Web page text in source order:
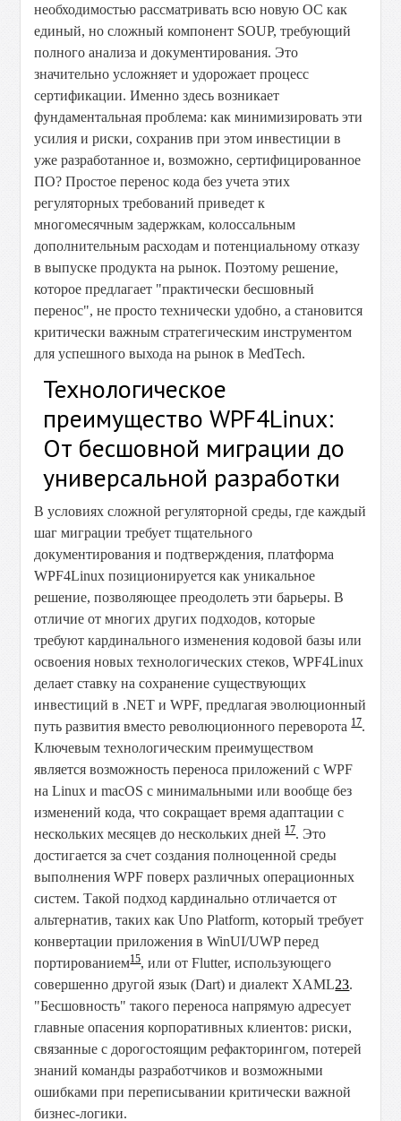
необходимостью рассматривать всю новую ОС как
единый, но сложный компонент SOUP, требующий
полного анализа и документирования. Это
значительно усложняет и удорожает процесс
сертификации. Именно здесь возникает
фундаментальная проблема: как минимизировать эти
усилия и риски, сохранив при этом инвестиции в
уже разработанное и, возможно, сертифицированное
ПО? Простое перенос кода без учета этих
регуляторных требований приведет к
многомесячным задержкам, колоссальным
дополнительным расходам и потенциальному отказу
в выпуске продукта на рынок. Поэтому решение,
которое предлагает "практически бесшовный
перенос", не просто технически удобно, а становится
критически важным стратегическим инструментом
для успешного выхода на рынок в MedTech.
Технологическое
преимущество WPF4Linux:
От бесшовной миграции до
универсальной разработки
В условиях сложной регуляторной среды, где каждый
шаг миграции требует тщательного
документирования и подтверждения, платформа
WPF4Linux позиционируется как уникальное
решение, позволяющее преодолеть эти барьеры. В
отличие от многих других подходов, которые
требуют кардинального изменения кодовой базы или
освоения новых технологических стеков, WPF4Linux
делает ставку на сохранение существующих
инвестиций в .NET и WPF, предлагая эволюционный
путь развития вместо революционного переворота17.
Ключевым технологическим преимуществом
является возможность переноса приложений с WPF
на Linux и macOS с минимальными или вообще без
изменений кода, что сокращает время адаптации с
нескольких месяцев до нескольких дней17. Это
достигается за счет создания полноценной среды
выполнения WPF поверх различных операционных
систем. Такой подход кардинально отличается от
альтернатив, таких как Uno Platform, который требует
конвертации приложения в WinUI/UWP перед
портированием15, или от Flutter, использующего
совершенно другой язык (Dart) и диалект XAML23.
"Бесшовность" такого переноса напрямую адресует
главные опасения корпоративных клиентов: риски,
связанные с дорогостоящим рефакторингом, потерей
знаний команды разработчиков и возможными
ошибками при переписывании критически важной
бизнес-логики.